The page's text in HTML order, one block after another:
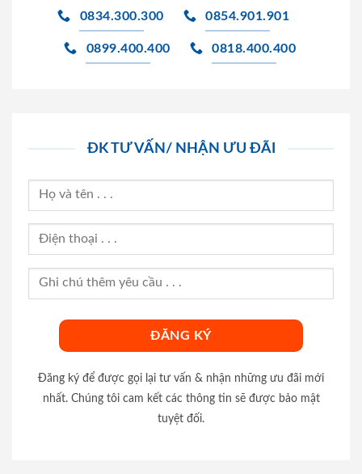
0834.300.300 0854.901.901
0899.400.400 0818.400.400
ĐK TƯ VẤN/ NHẬN ƯU ĐÃI
Đăng ký để được gọi lại tư vấn & nhận những ưu đãi mới
nhất. Chúng tôi cam kết các thông tin sẽ được bảo mật
tuyệt đối.